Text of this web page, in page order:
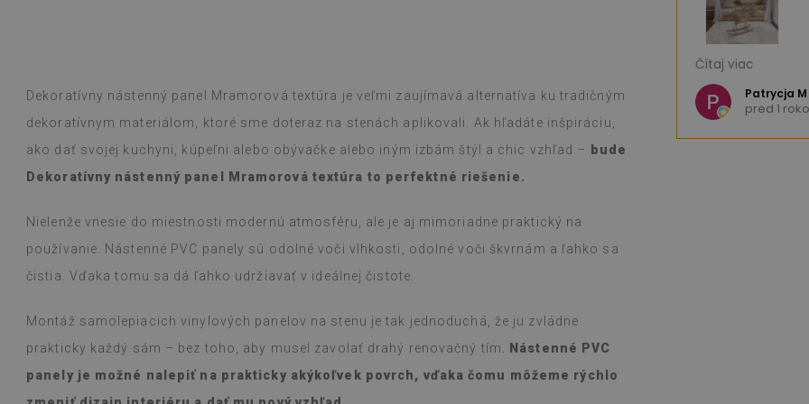
Dekoratívny nástenný panel Mramorová textúra je veľmi zaujímavá alternatíva ku tradičným
dekoratívnym materiálom, ktoré sme doteraz na stenách aplikovali. Ak hľadáte inšpiráciu,
ako dať svojej kuchyni, kúpeľni alebo obývačke alebo iným izbám štýl a chic vzhľad – bude
Dekoratívny nástenný panel Mramorová textúra to perfektné riešenie.
Nielenže vnesie do miestnosti modernú atmosféru, ale je aj mimoriadne praktický na
používanie. Nástenné PVC panely sú odolné voči vlhkosti, odolné voči škvrnám a ľahko sa
čistia. Vďaka tomu sa dá ľahko udržiavať v ideálnej čistote.
Montáž samolepiacich vinylových panelov na stenu je tak jednoduchá, že ju zvládne
prakticky každý sám – bez toho, aby musel zavolať drahý renovačný tím. Nástenné PVC
panely je možné nalepiť na prakticky akýkoľvek povrch, vďaka čomu môžeme rýchlo
bolo inzerované, bol dobre zabalený. Inštalácia bola
jednoduchá, odlepenie a nalepenie bez námahy a
efekt je fantastický. Som veľmi spokojný a stále som
ohromený, že taká tenká nálepka dokáže takúto
prácu. Používam ich už týždeň a ani pri intenzívnom
varení na plynovom sporáku (počas sviatkov) som si
vlhkou handričkou, ak sa zašpinia alebo sa na ne
niečo vyleje. Odporúčam ich.
(Preložené Google,
Beatrycze K
pred 1 rokom
Som veľmi
Rýchle
(Preložené
Čítaj viac
Patrycja M
pred 1